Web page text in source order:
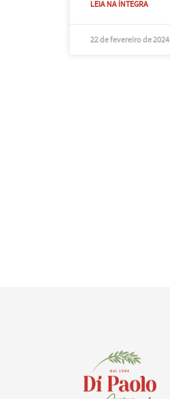
LEIA NA ÍNTEGRA
22 de fevereiro de 2024